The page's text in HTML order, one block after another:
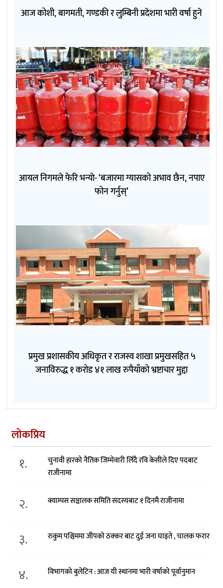
आज कोशी, बागमती, गण्डकी र लुम्बिनी प्रदेशमा भारी वर्षा हुने
आयल निगमले फेरि भन्याे- ‘बजारमा ग्यासको अभाव छैन, नपाए
फोन गर्नुस्’
प्रमुख प्रशासकीय अधिकृत र राजस्व शाखा प्रमुखसहित ५
जनाविरुद्ध १ करोड ४१ लाख रुपैयाँको भ्रष्टाचार मुद्दा
लोकप्रिय
१.
चुनावी हारको नैतिक जिम्मेवारी लिँदै रवि केसीले दिए पदबाट
राजीनामा
२. क्याम्पस सञ्चालक समिति सदस्यबाट १ दिनमै राजीनामा
३. रुकुम पश्चिममा जीपको ठक्कर बाट दुई जना घाइते , चालक फरार
४. विभागको बुलेटिन : आज यी स्थानमा भारी वर्षाको पूर्वानुमान